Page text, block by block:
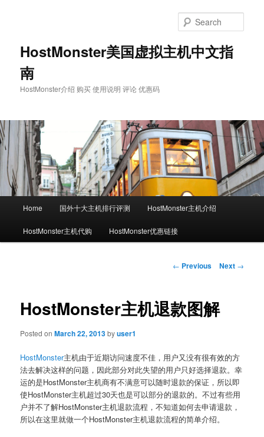
HostMonster美国虚拟主机中文指
南
HostMonster介绍 购买 使用说明 评论 优惠码
Home 国外十大主机排行评测 HostMonster主机介绍
HostMonster主机代购 HostMonster优惠链接
Post
← Previous Next →
HostMonster主机退款图解
Posted onMarch 22, 2013byuser1
HostMonster主机由于近期访问速度不佳，用户又没有很有效的方
法去解决这样的问题，因此部分对此失望的用户只好选择退款。幸
运的是HostMonster主机商有不满意可以随时退款的保证，所以即
使HostMonster主机超过30天也是可以部分的退款的。不过有些用
户并不了解HostMonster主机退款流程，不知道如何去申请退款，
所以在这里就做一个HostMonster主机退款流程的简单介绍。